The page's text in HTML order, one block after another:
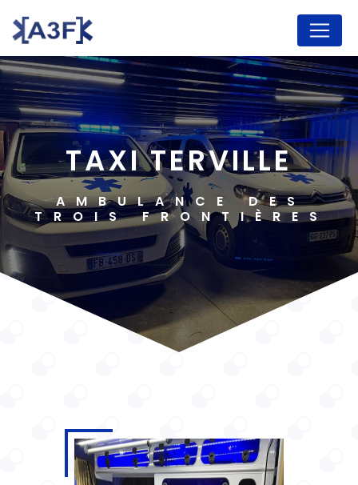
TAXI TERVILLE
AMBULANCE DES
TROIS FRONTIÈRES